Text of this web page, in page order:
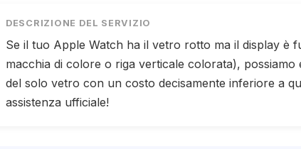
DESCRIZIONE DEL SERVIZIO
Se il tuo Apple Watch ha il vetro rotto ma il display è
macchia di colore o riga verticale colorata), possiamo
del solo vetro con un costo decisamente inferiore a
assistenza ufficiale!